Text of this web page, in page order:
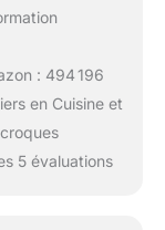
: 494 196
en Cuisine et
5 évaluations